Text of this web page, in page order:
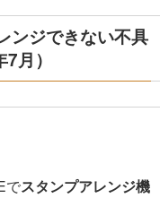
ンジできない不具
月）
でスタンプアレンジ機